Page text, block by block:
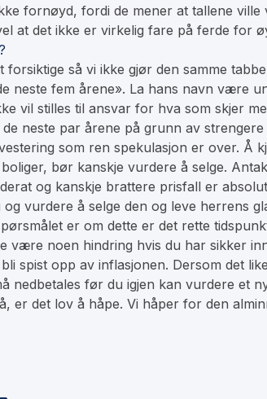
fornøyd, fordi de mener at tallene
at det ikke er virkelig fare på ferde for
så vi ikke gjør den samme
neste fem årene». La hans navn være
vil stilles til ansvar for hva som skjer
neste par årene på grunn av
som ren spekulasjon er over. Å
bør kanskje vurdere å selge.
og kanskje brattere prisfall er
og vurdere å selge den og leve herrens
er om dette er det rette
være noen hindring hvis du har sikker
spist opp av inflasjonen. Dersom det
nedbetales før du igjen kan vurdere et
er det lov å håpe. Vi håper for den